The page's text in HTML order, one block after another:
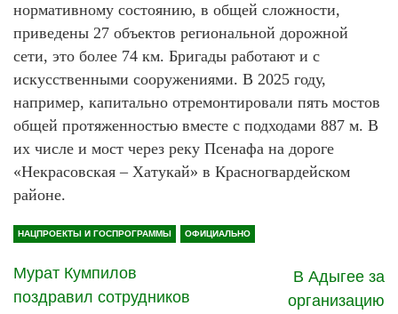
нормативному состоянию, в общей сложности,
приведены 27 объектов региональной дорожной
сети, это более 74 км. Бригады работают и с
искусственными сооружениями. В 2025 году,
например, капитально отремонтировали пять мостов
общей протяженностью вместе с подходами 887 м. В
их числе и мост через реку Псенафа на дороге
«Некрасовская – Хатукай» в Красногвардейском
районе.
НАЦПРОЕКТЫ И ГОСПРОГРАММЫ ОФИЦИАЛЬНО
Мурат Кумпилов
поздравил сотрудников
В Адыгее за
организацию